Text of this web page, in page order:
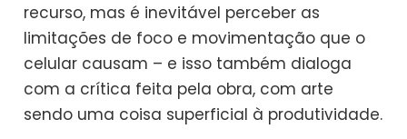
recurso, mas é inevitável perceber as
limitações de foco e movimentação que o
celular causam – e isso também dialoga
com a crítica feita pela obra, com arte
sendo uma coisa superficial à produtividade.